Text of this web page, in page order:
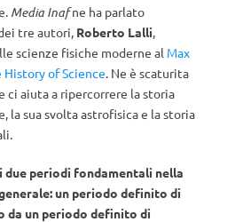
Media Inafne ha parlato
tre autori, Roberto Lalli,
scienze fisiche moderne al Max
of Science. Ne è scaturita
ci aiuta a ripercorrere la storia
la sua svolta astrofisica e la storia
due periodi fondamentali nella
un periodo definito di
da un periodo definito di